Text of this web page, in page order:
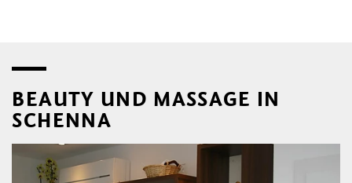
BEAUTY UND MASSAGE IN
SCHENNA